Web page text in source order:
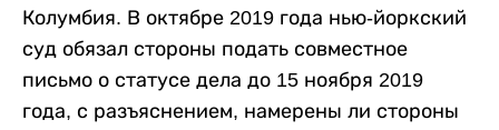
Колумбия. В октябре 2019 года нью-йоркский
суд обязал стороны подать совместное
письмо о статусе дела до 15 ноября 2019
года, с разъяснением, намерены ли стороны